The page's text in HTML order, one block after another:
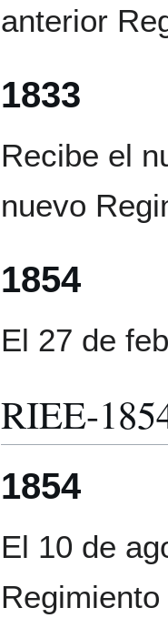
anterior
1833
Recibe el
nuevo
1854
El 27 de
RIEE-
1854
El 10 de